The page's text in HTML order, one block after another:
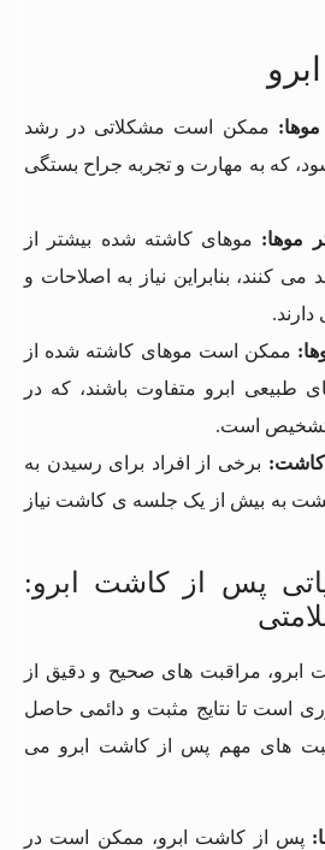
: ممکن است مشکلاتی در رشد
که به مهارت و تجربه جراح بستگی
موها: موهای کاشته شده بیشتر از
کنند، بنابراین نیاز به اصلاحات و
: ممکن است موهای کاشته شده از
طبیعی ابرو متفاوت باشند، که در
تشخیص است.
کاشت: برخی از افراد برای رسیدن به
به بیش از یک جلسه ی کاشت نیاز
پس از کاشت ابرو:
ابرو، مراقبت های صحیح و دقیق از
است تا نتایج مثبت و دائمی حاصل
های مهم پس از کاشت ابرو می
: پس از کاشت ابرو، ممکن است در